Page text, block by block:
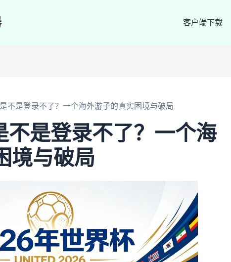
客户端下载
不是登录不了？一个海外游子的真实困境与破局
不是登录不了？一个海
境与破局